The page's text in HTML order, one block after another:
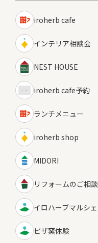
iroherb cafe
インテリア相談会
NEST HOUSE
iroherb cafe予約
ランチメニュー
iroherb shop
MIDORI
リフォームのご相談
イロハーブマルシェ
ピザ窯体験